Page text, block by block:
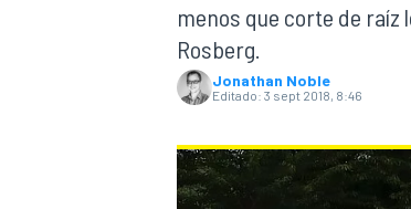
menos que corte de
Rosberg.
Jonathan Noble
Editado: 3 sept 2018, 8:46